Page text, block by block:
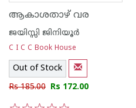
ആകാശതാഴ് വര
ജയിസ്സി ജിനിയൂര്‍
C I C C Book House
Out of Stock
Rs 185.00 Rs 172.00